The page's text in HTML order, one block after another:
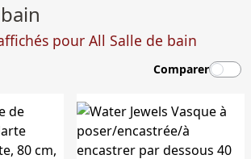
pour All Salle de bain
Comparer